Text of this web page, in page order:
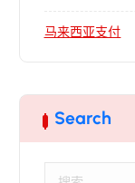
马来西亚支付
Search